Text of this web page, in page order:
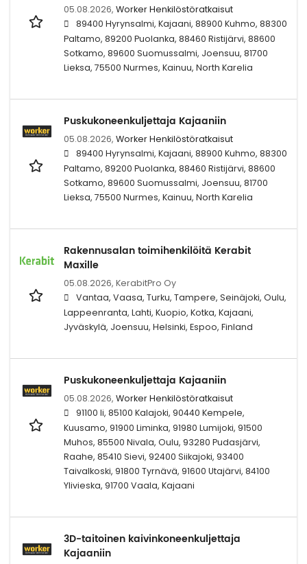
05.08.2026, Worker Henkilöstöratkaisut
89400 Hyrynsalmi, Kajaani, 88900 Kuhmo, 88300
Paltamo, 89200 Puolanka, 88460 Ristijärvi, 88600
Sotkamo, 89600 Suomussalmi, Joensuu, 81700
Lieksa, 75500 Nurmes, Kainuu, North Karelia
Puskukoneenkuljettaja Kajaaniin
05.08.2026, Worker Henkilöstöratkaisut
89400 Hyrynsalmi, Kajaani, 88900 Kuhmo, 88300
Paltamo, 89200 Puolanka, 88460 Ristijärvi, 88600
Sotkamo, 89600 Suomussalmi, Joensuu, 81700
Lieksa, 75500 Nurmes, Kainuu, North Karelia
Rakennusalan toimihenkilöitä Kerabit
Maxille
05.08.2026, KerabitPro Oy
Vantaa, Vaasa, Turku, Tampere, Seinäjoki, Oulu,
Lappeenranta, Lahti, Kuopio, Kotka, Kajaani,
Jyväskylä, Joensuu, Helsinki, Espoo, Finland
Puskukoneenkuljettaja Kajaaniin
05.08.2026, Worker Henkilöstöratkaisut
91100 Ii, 85100 Kalajoki, 90440 Kempele,
Kuusamo, 91900 Liminka, 91980 Lumijoki, 91500
Muhos, 85500 Nivala, Oulu, 93280 Pudasjärvi,
Raahe, 85410 Sievi, 92400 Siikajoki, 93400
Taivalkoski, 91800 Tyrnävä, 91600 Utajärvi, 84100
Ylivieska, 91700 Vaala, Kajaani
3D-taitoinen kaivinkoneenkuljettaja
Kajaaniin